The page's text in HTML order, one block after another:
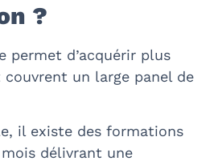
?
permet d’acquérir plus
un large panel de
il existe des formations
délivrant une